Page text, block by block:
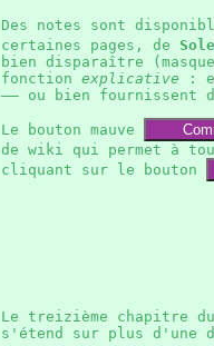
Des notes sont
certaines pages, de
bien disparaître
fonction explicative :
—— ou bien fournissent
Le bouton mauve
de wiki qui permet à
cliquant sur le bouton
Le treizième chapitre du
s'étend sur plus d'une